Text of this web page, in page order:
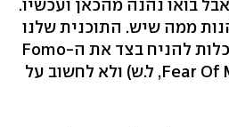
בואו נהנה מהכאן ועכשיו.
ממה שיש. התוכנית שלנו
מזמינה את החתנים והכלות להניח בצד את ה-Fomo
(קיצור של Fear Of Missing Out, ל.ש) ולא לחשוב על